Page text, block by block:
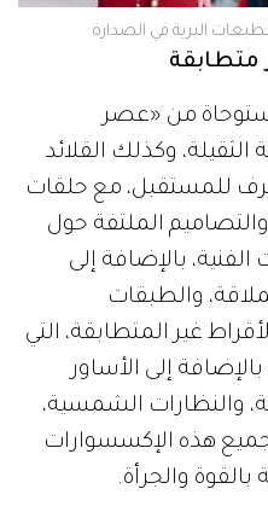
البرية في الصدارة
متطابقة
من «عصر
وكذلك القلائد
للمستقبل، مع حلقات
الملتفة حول
بالإضافة إلى
والطبقات
غير المتطابقة، التي
بالإضافة إلى الأساور
والنظارات الشمسية،
هذه الإكسسوارات
والجرأة.